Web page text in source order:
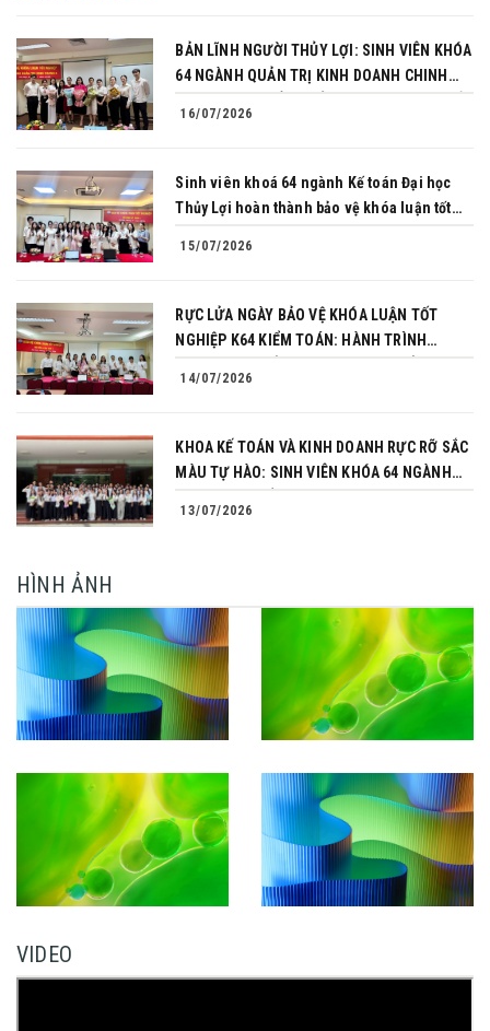
BẢN LĨNH NGƯỜI THỦY LỢI: SINH VIÊN KHÓA
64 NGÀNH QUẢN TRỊ KINH DOANH CHINH
16/07/2026
Sinh viên khoá 64 ngành Kế toán Đại học
Thủy Lợi hoàn thành bảo vệ khóa luận tốt
15/07/2026
RỰC LỬA NGÀY BẢO VỆ KHÓA LUẬN TỐT
NGHIỆP K64 KIỂM TOÁN: HÀNH TRÌNH
14/07/2026
KHOA KẾ TOÁN VÀ KINH DOANH RỰC RỠ SẮC
MÀU TỰ HÀO: SINH VIÊN KHÓA 64 NGÀNH
13/07/2026
HÌNH ẢNH
VIDEO